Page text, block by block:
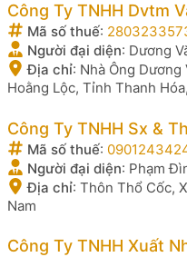
Công Ty TNHH Dvtm
Mã số thuế:
Người đại diện: Dương
Địa chỉ: Nhà Ông Dương
Hoằng Lộc, Tỉnh Thanh
Công Ty TNHH Sx &
Mã số thuế:
Người đại diện: Phạm
Địa chỉ: Thôn Thổ Cốc,
Nam
Công Ty TNHH Xuất